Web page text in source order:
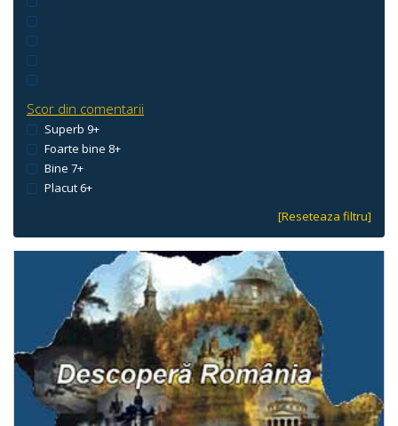
Scor din comentarii
Superb 9+
Foarte bine 8+
Bine 7+
Placut 6+
[Reseteaza filtru]